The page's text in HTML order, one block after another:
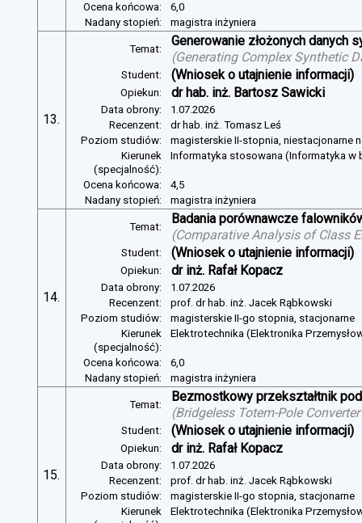
Ocena końcowa:
6,0
Nadany stopień:
magistra inżyniera
13.
Temat:
Generowanie złożonych danych
(Generating Complex Synthetic
Student: (Wniosek o utajnienie informacji)
Opiekun: dr hab. inż. Bartosz Sawicki
Data obrony:
1.07.2026
Recenzent:
dr hab. inż. Tomasz Leś
Poziom studiów:
magisterskie II-stopnia, niestacjonarne
Kierunek
(specjalność):
Informatyka stosowana (Informatyka w
Ocena końcowa:
4,5
Nadany stopień:
magistra inżyniera
14.
Temat:
Badania porównawcze
(Comparative Analysis of Class
Student: (Wniosek o utajnienie informacji)
Opiekun: dr inż. Rafał Kopacz
Data obrony:
1.07.2026
Recenzent:
prof. dr hab. inż. Jacek Rąbkowski
Poziom studiów:
magisterskie II-go stopnia, stacjonarne
Kierunek
(specjalność):
Elektrotechnika (Elektronika
Ocena końcowa:
6,0
Nadany stopień:
magistra inżyniera
15.
Temat:
Bezmostkowy przekształtnik
(Bridgeless Totem-Pole
Student: (Wniosek o utajnienie informacji)
Opiekun: dr inż. Rafał Kopacz
Data obrony:
1.07.2026
Recenzent:
prof. dr hab. inż. Jacek Rąbkowski
Poziom studiów:
magisterskie II-go stopnia, stacjonarne
Kierunek
Elektrotechnika (Elektronika